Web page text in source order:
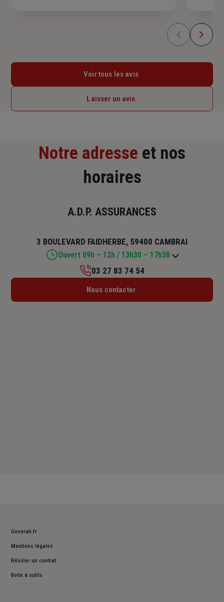
Voir tous les avis
Laisser un avis
Notre adresse et nos
horaires
A.D.P. ASSURANCES
3 BOULEVARD FAIDHERBE, 59400 CAMBRAI
Ouvert 09h – 12h / 13h30 – 17h30
Lundi : 13h30 – 17h30
03 27 83 74 54
Nous contacter
Generali.fr
Mentions légales
Résilier un contrat
Boite à outils